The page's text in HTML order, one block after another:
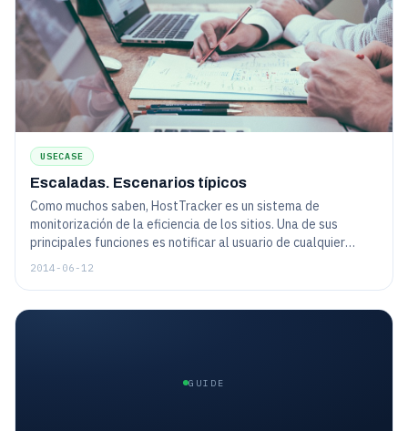
"accidentes"...
USECASE
Escaladas. Escenarios típicos
Como muchos saben, HostTracker es un sistema de
monitorización de la eficiencia de los sitios. Una de sus
principales funciones es notificar al usuario de cualquier
problema con prontitud. La eficiencia de las notificaciones y
información importante en este flujo...
2014-06-12
GUIDE